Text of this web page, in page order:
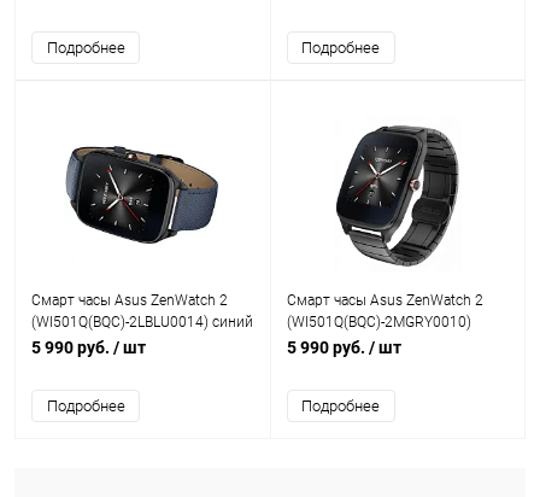
Подробнее Подробнее
Смарт часы Asus ZenWatch 2
(WI501Q(BQC)-2LBLU0014) синий
кожаный ремешок
5 990 руб. / шт
Подробнее
Смарт часы Asus ZenWatch 2
(WI501Q(BQC)-2MGRY0010)
металлический ремешок
5 990 руб. / шт
Подробнее